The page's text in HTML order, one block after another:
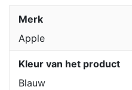
Merk
Apple
Kleur van het product
Blauw